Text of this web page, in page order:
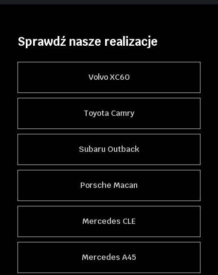
Sprawdź nasze realizacje
Volvo XC60
Toyota Camry
Subaru Outback
Porsche Macan
Mercedes CLE
Mercedes A45